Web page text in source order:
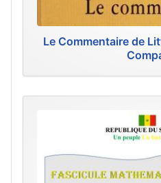
Le Commentaire de